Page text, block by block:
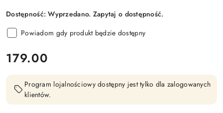
Dostępność:Wyprzedano. Zapytaj o dostępność.
Powiadom gdy produkt będzie dostępny
cena:
179.00
Program lojalnościowy dostępny jest tylko dla zalogowanych
klientów.